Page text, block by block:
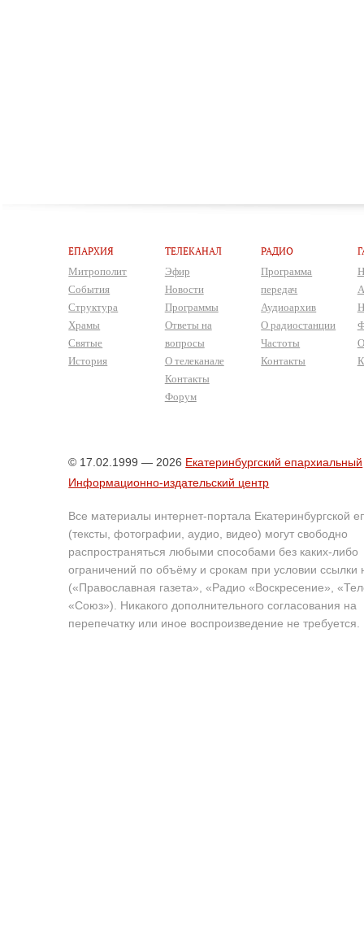
ЕПАРХИЯ
Митрополит
События
Структура
Храмы
Святые
История
ТЕЛЕКАНАЛ
Эфир
Новости
Программы
Ответы на
вопросы
О телеканале
Контакты
Форум
РАДИО
Программа
передач
Аудиоархив
О радиостанции
Частоты
Контакты
© 17.02.1999 — 2026 Екатеринбургский епархиальный
Информационно-издательский центр
Все материалы интернет-портала Екатеринбургской
(тексты, фотографии, аудио, видео) могут свободно
распространяться любыми способами без каких-либо
ограничений по объёму и срокам при условии ссылки
(«Православная газета», «Радио «Воскресение»,
«Союз»). Никакого дополнительного согласования на
перепечатку или иное воспроизведение не требуется.